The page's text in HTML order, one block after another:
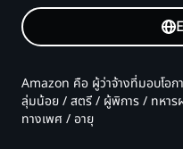
Amazon คือ ผู้ว่าจ้างที่มอบโอก
ลุ่มน้อย / สตรี / ผู้พิการ / ทหา
ทางเพศ / อายุ